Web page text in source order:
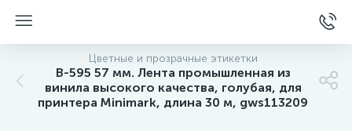
Цветные и прозрачные этикетки
B-595 57 мм. Лента промышленная из
винила высокого качества, голубая, для
принтера Minimark, длина 30 м, gws113209